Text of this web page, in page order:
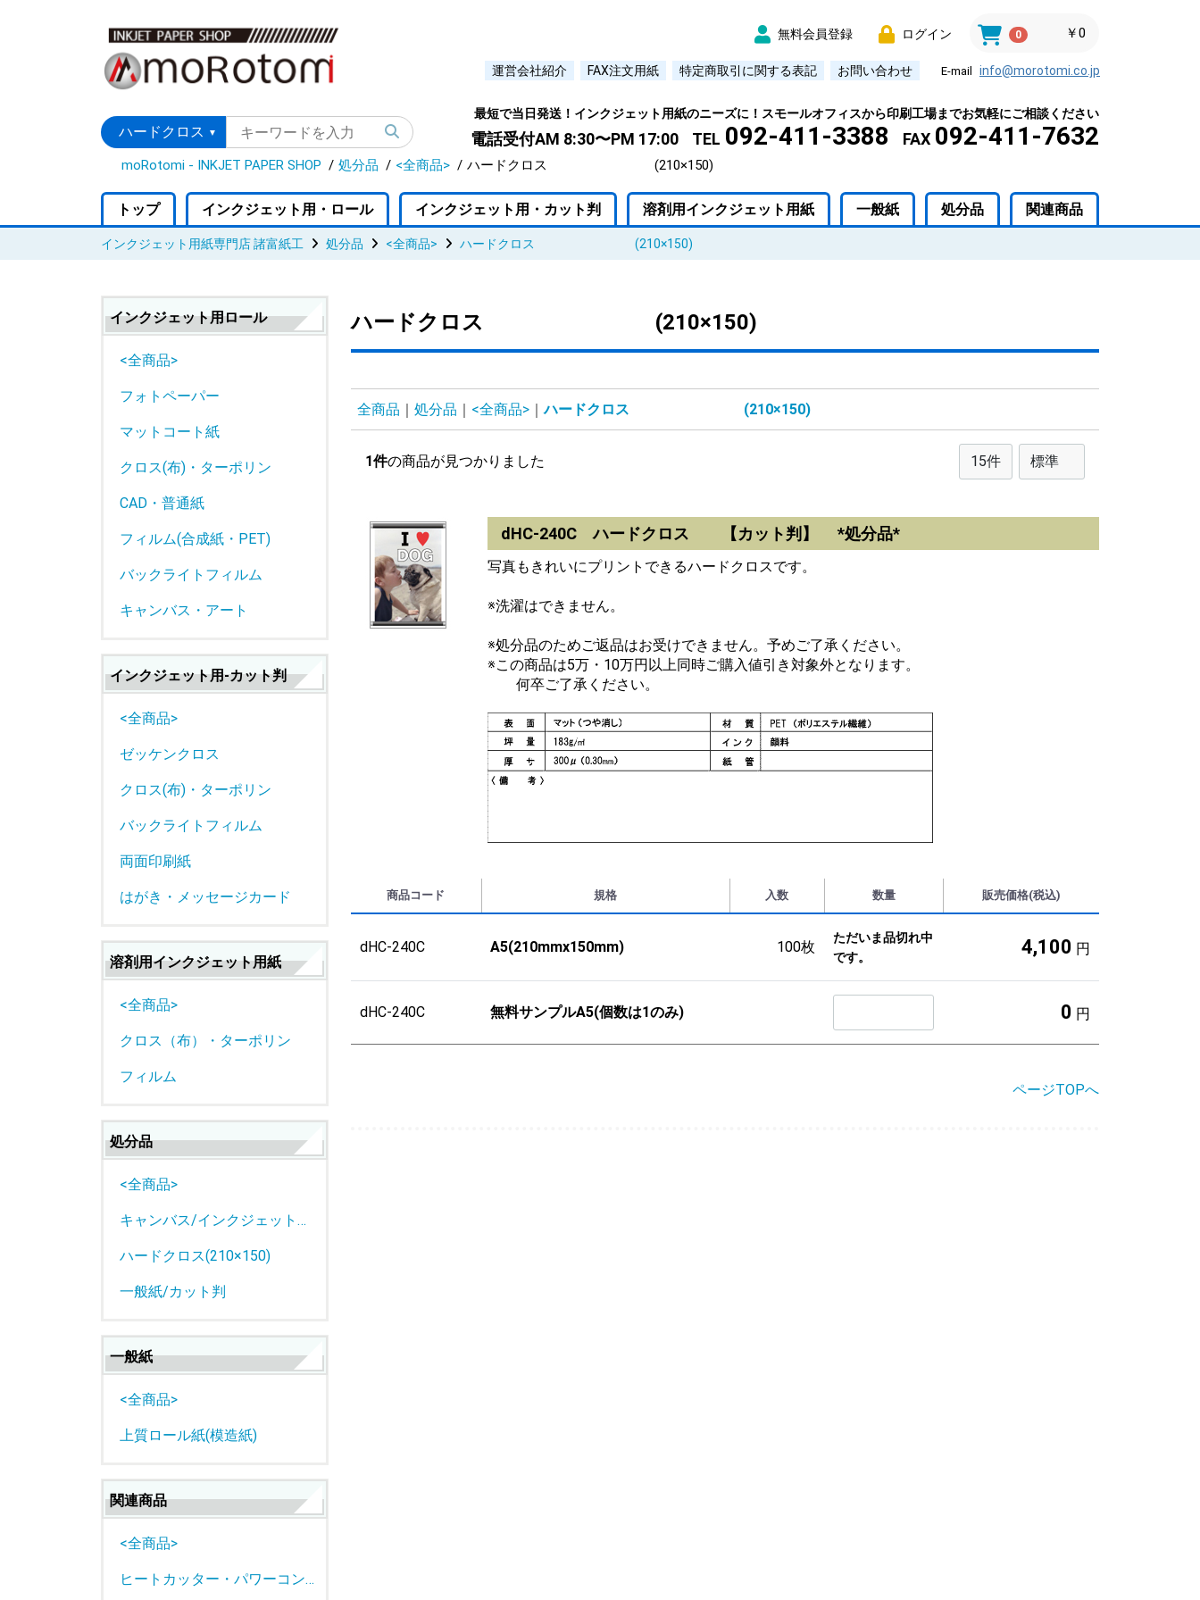
0 ￥0
無料会員登録 ログイン
運営会社紹介 FAX注文用紙 特定商取引に関する表記 お問い合わせ E-mail info@morotomi.co.jp
最短で当日発送！インクジェット用紙のニーズに！スモールオフィスから印刷工場までお気軽にご相談ください
電話受付AM 8:30〜PM 17:00 TEL 092-411-3388 FAX 092-411-7632
moRotomi - INKJET PAPER SHOP 処分品 <全商品> ハードクロス (210×150)
トップ インクジェット用・ロール インクジェット用・カット判 溶剤用インクジェット用紙 一般紙 処分品 関連商品
インクジェット用紙専門店 諸富紙工 処分品 <全商品> ハードクロス (210×150)
インクジェット用ロール
<全商品>
フォトペーパー
マットコート紙
クロス(布)・ターポリン
CAD・普通紙
フィルム(合成紙・PET)
バックライトフィルム
キャンバス・アート
インクジェット用-カット判
<全商品>
ゼッケンクロス
クロス(布)・ターポリン
バックライトフィルム
両面印刷紙
はがき・メッセージカード
溶剤用インクジェット用紙
<全商品>
クロス（布）・ターポリン
フィルム
処分品
<全商品>
キャンバス/インクジェットロール紙
ハードクロス(210×150)
一般紙/カット判
一般紙
<全商品>
上質ロール紙(模造紙)
関連商品
<全商品>
ヒートカッター・パワーコントローラー
ハードクロス (210×150)
全商品 処分品 <全商品> ハードクロス (210×150)
1件の商品が見つかりました
dHC-240C ハードクロス 【カット判】 *処分品*
写真もきれいにプリントできるハードクロスです。
※洗濯はできません。
※処分品のためご返品はお受けできません。予めご了承ください。
※この商品は5万・10万円以上同時ご購入値引き対象外となります。
何卒ご了承ください。
商品コード 規格 入数 数量 販売価格(税込)
dHC-240C A5(210mmx150mm) 100枚
ただいま品切れ中
です。
4,100 円
dHC-240C 無料サンプルA5(個数は1のみ) 0 円
ページTOPへ